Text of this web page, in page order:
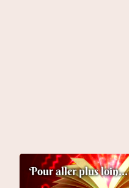
Pour aller plus loin...